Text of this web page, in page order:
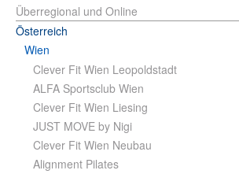
Überregional und Online
Österreich
Wien
Clever Fit Wien Leopoldstadt
ALFA Sportsclub Wien
Clever Fit Wien Liesing
JUST MOVE by Nigi
Clever Fit Wien Neubau
Alignment Pilates